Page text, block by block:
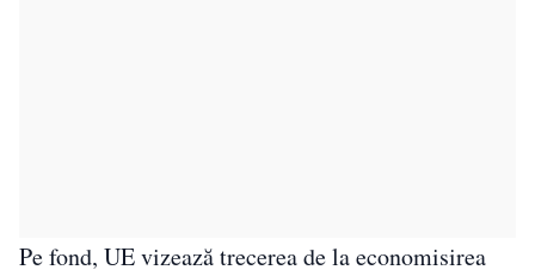
Pe fond, UE vizează trecerea de la economisirea